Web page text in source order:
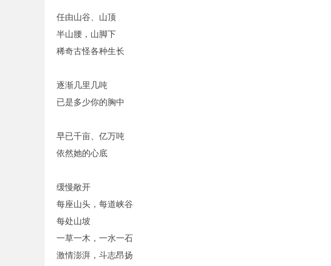
任由山谷、山顶
半山腰，山脚下
稀奇古怪各种生长
逐渐几里几吨
已是多少你的胸中
早已千亩、亿万吨
依然她的心底
缓慢敞开
每座山头，每道峡谷
每处山坡
一草一木，一水一石
激情澎湃，斗志昂扬